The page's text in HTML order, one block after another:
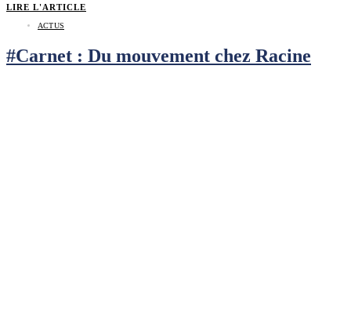
LIRE L'ARTICLE
ACTUS
#Carnet : Du mouvement chez Racine